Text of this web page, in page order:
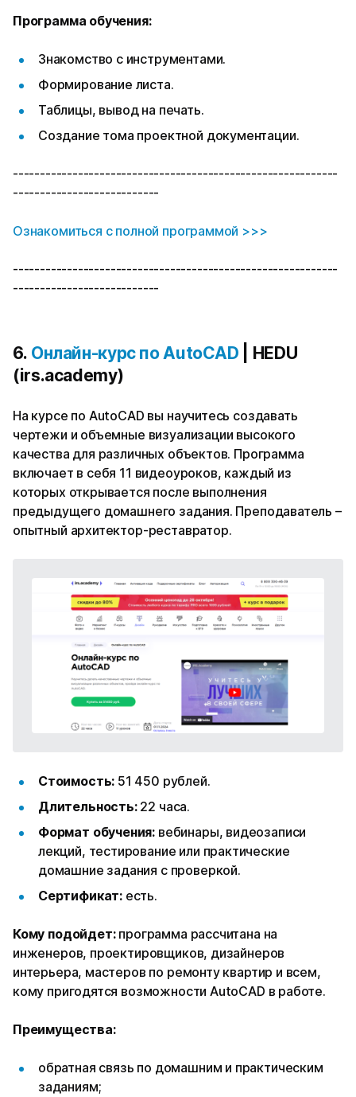
Программа обучения:
Знакомство с инструментами.
Формирование листа.
Таблицы, вывод на печать.
Создание тома проектной документации.
------------------------------------------------------------
---------------------------
Ознакомиться с полной программой >>>
------------------------------------------------------------
---------------------------
6. Онлайн-курс по AutoCAD | HEDU
(irs.academy)
На курсе по AutoCAD вы научитесь создавать
чертежи и объемные визуализации высокого
качества для различных объектов. Программа
включает в себя 11 видеоуроков, каждый из
которых открывается после выполнения
предыдущего домашнего задания. Преподаватель –
опытный архитектор-реставратор.
Стоимость: 51 450 рублей.
Длительность: 22 часа.
Формат обучения: вебинары, видеозаписи
лекций, тестирование или практические
домашние задания с проверкой.
Сертификат: есть.
Кому подойдет: программа рассчитана на
инженеров, проектировщиков, дизайнеров
интерьера, мастеров по ремонту квартир и всем,
кому пригодятся возможности AutoCAD в работе.
Преимущества:
обратная связь по домашним и практическим
заданиям;